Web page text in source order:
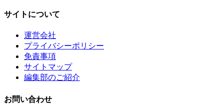
サイトについて
運営会社
プライバシーポリシー
免責事項
サイトマップ
編集部のご紹介
お問い合わせ